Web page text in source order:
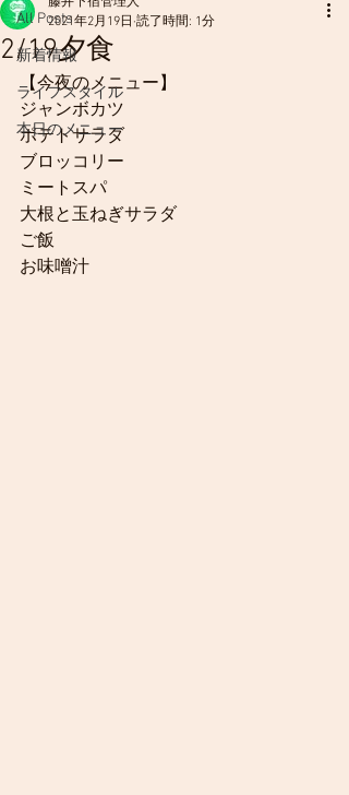
All Posts
新着情報
ライフスタイル
本日のメニュー
2/19夕食
2021年2月19日 読了時間: 1分
【今夜のメニュー】
ジャンボカツ
ポテトサラダ
ブロッコリー
ミートスパ
大根と玉ねぎサラダ
ご飯
お味噌汁